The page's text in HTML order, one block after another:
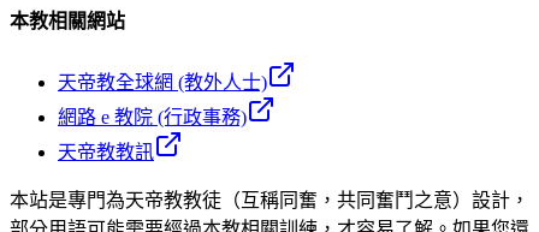
本教相關網站
天帝教全球網 (教外人士)
網路 e 教院 (行政事務)
天帝教教訊
本站是專門為天帝教教徒（互稱同奮，共同奮鬥之意）設計，